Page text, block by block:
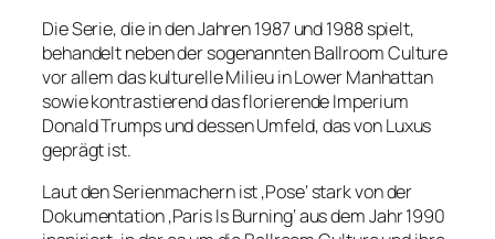
Die Serie, die in den Jahren 1987 und 1988 spielt,
behandelt neben der sogenannten Ballroom Culture
vor allem das kulturelle Milieu in Lower Manhattan
sowie kontrastierend das florierende Imperium
Donald Trumps und dessen Umfeld, das von Luxus
geprägt ist.
Laut den Serienmachern ist ‚Pose‘ stark von der
Dokumentation ‚Paris Is Burning‘ aus dem Jahr 1990